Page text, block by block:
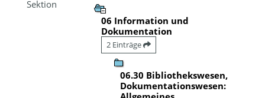
Sektion
06 Information und
Dokumentation
2 Einträge
06.30 Bibliothekswesen,
Dokumentationswesen: